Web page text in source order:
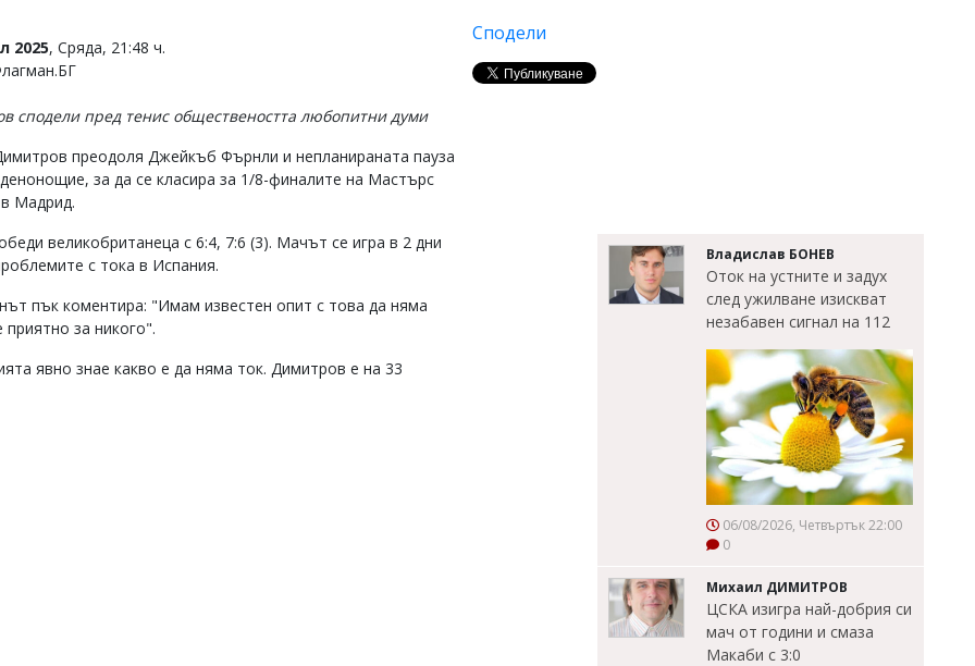
2025, Сряда, 21:48 ч.
сподели пред тенис обществеността любопитни думи
преодоля Джейкъб Фърнли и непланираната пауза
за да се класира за 1/8-финалите на Мастърс
Мадрид.
великобританеца с 6:4, 7:6 (3). Мачът се игра в 2 дни
с тока в Испания.
пък коментира: "Имам известен опит с това да няма
приятно за никого".
явно знае какво е да няма ток. Димитров е на 33
Сподели
Владислав БОНЕВ
Оток на устните и задух
след ужилване изискват
незабавен сигнал на 112
06/08/2026, Четвъртък 22:00
0
Михаил ДИМИТРОВ
ЦСКА изигра най-добрия си
мач от години и смаза
Макаби с 3:0